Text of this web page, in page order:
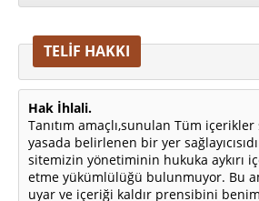
TELİF HAKKI
Hak İhlali.
Tanıtım amaçlı,sunulan Tüm içerikler
yasada belirlenen bir yer
sitemizin yönetiminin hukuka aykırı
etme yükümlülüğü bulunmuyor. Bu
uyar ve içeriği kaldır prensibini